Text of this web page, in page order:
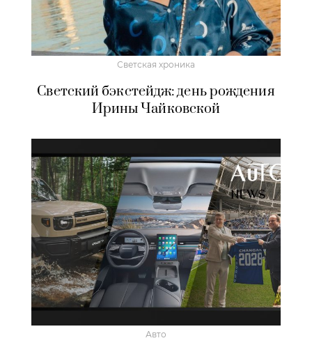
Светская хроника
Светский бэкстейдж: день рождения
Ирины Чайковской
Авто